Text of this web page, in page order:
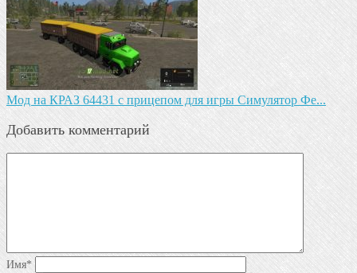
Мод на КРАЗ 64431 с прицепом для игры Симулятор Фе...
Добавить комментарий
Имя*